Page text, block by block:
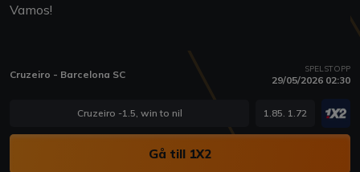
Vamos!
Cruzeiro - Barcelona SC SPELSTOPP
29/05/2026 02:30
Cruzeiro -1.5, win to nil 1.85. 1.72
Gå till 1X2